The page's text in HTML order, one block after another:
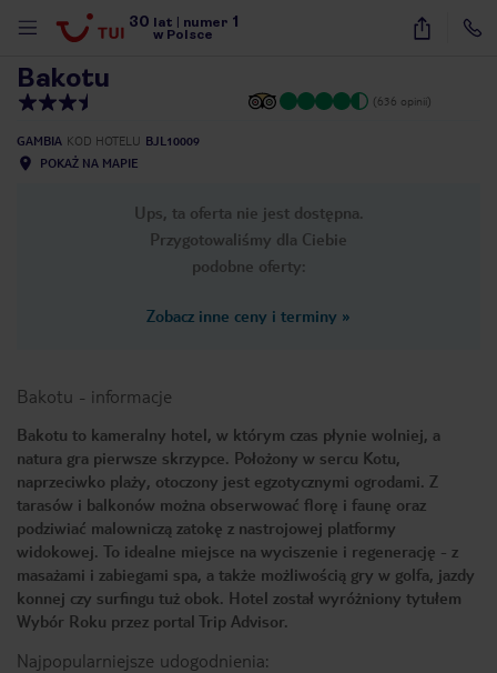
30 lat numer 1
w Polsce
11
Bakotu
(636 opinii)
GAMBIA KOD HOTELU BJL10009
POKAŻ NA MAPIE
Ups, ta oferta nie jest dostępna.
Przygotowaliśmy dla Ciebie
podobne oferty:
Zobacz inne ceny i terminy »
Bakotu - informacje
Bakotu to kameralny hotel, w którym czas płynie wolniej, a
natura gra pierwsze skrzypce. Położony w sercu Kotu,
naprzeciwko plaży, otoczony jest egzotycznymi ogrodami. Z
tarasów i balkonów można obserwować florę i faunę oraz
podziwiać malowniczą zatokę z nastrojowej platformy
widokowej. To idealne miejsce na wyciszenie i regenerację - z
masażami i zabiegami spa, a także możliwością gry w golfa, jazdy
konnej czy surfingu tuż obok. Hotel został wyróżniony tytułem
Wybór Roku przez portal Trip Advisor.
Najpopularniejsze udogodnienia: